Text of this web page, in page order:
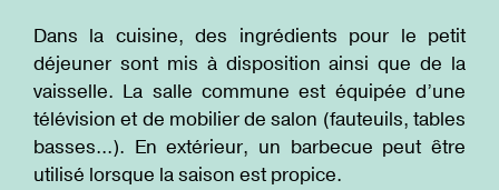
Dans la cuisine, des ingrédients pour le petit
déjeuner sont mis à disposition ainsi que de la
vaisselle. La salle commune est équipée d’une
télévision et de mobilier de salon (fauteuils, tables
basses...). En extérieur, un barbecue peut être
utilisé lorsque la saison est propice.